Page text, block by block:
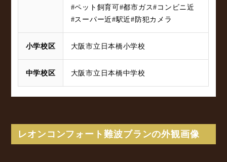
#ペット飼育可#都市ガス#コンビニ近
#スーパー近#駅近#防犯カメラ
小学校区 大阪市立日本橋小学校
中学校区 大阪市立日本橋中学校
レオンコンフォート難波ブランの外観画像